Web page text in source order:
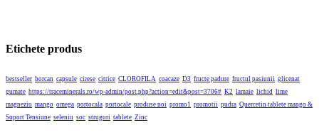
Etichete produs
bestseller borcan capsule cirese citrice CLOROFILA coacaze D3 fructe padure fructul pasiunii glicenat
gumate https://traceminerals.ro/wp-admin/post.php?action=edit&post=3706# K2 lamaie lichid lime
magneziu mango omega portocala portocale produse noi promo1 promotii pudra Quercetin tablete mango &
Suport Tensiune seleniu soc struguri tablete Zinc